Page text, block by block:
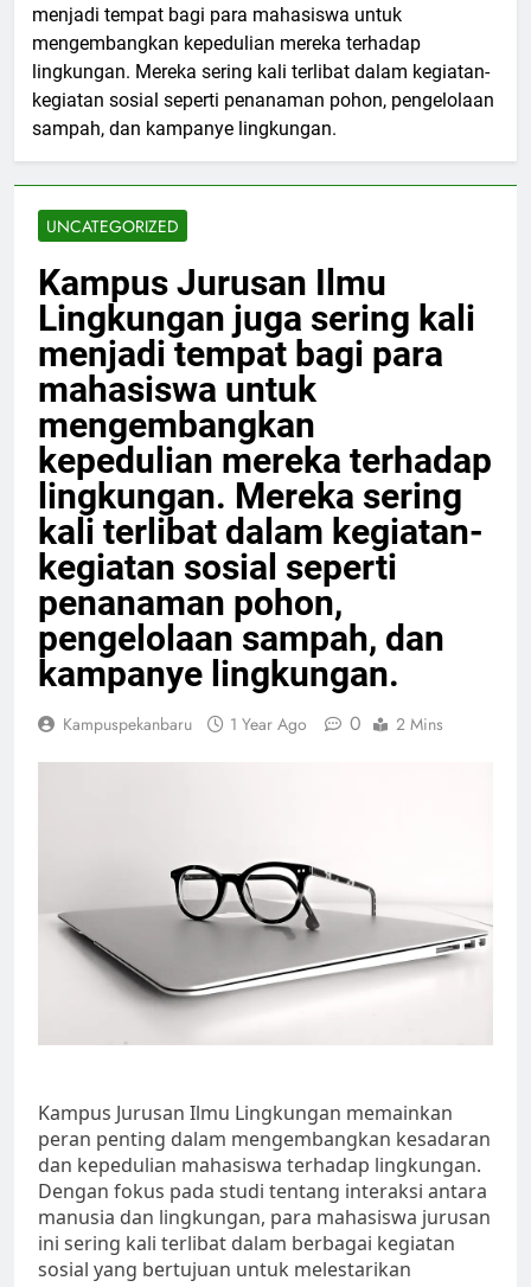
menjadi tempat bagi para mahasiswa untuk
mengembangkan kepedulian mereka terhadap
lingkungan. Mereka sering kali terlibat dalam kegiatan-
kegiatan sosial seperti penanaman pohon, pengelolaan
sampah, dan kampanye lingkungan.
UNCATEGORIZED
Kampus Jurusan Ilmu
Lingkungan juga sering kali
menjadi tempat bagi para
mahasiswa untuk
mengembangkan
kepedulian mereka terhadap
lingkungan. Mereka sering
kali terlibat dalam kegiatan-
kegiatan sosial seperti
penanaman pohon,
pengelolaan sampah, dan
kampanye lingkungan.
Kampuspekanbaru 1 Year Ago 0 2 Mins
Kampus Jurusan Ilmu Lingkungan memainkan
peran penting dalam mengembangkan kesadaran
dan kepedulian mahasiswa terhadap lingkungan.
Dengan fokus pada studi tentang interaksi antara
manusia dan lingkungan, para mahasiswa jurusan
ini sering kali terlibat dalam berbagai kegiatan
sosial yang bertujuan untuk melestarikan